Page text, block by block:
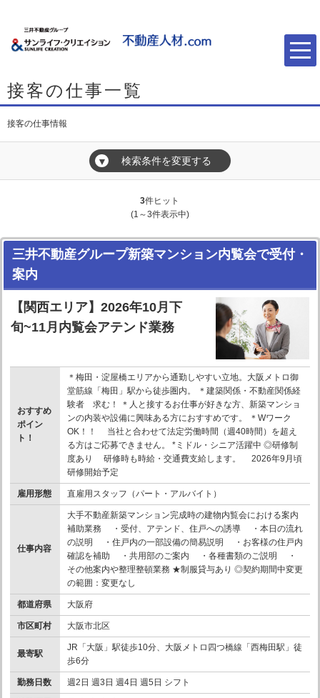
接客の仕事一覧
接客の仕事情報
▼ 検索条件を変更する
3件ヒット
(1～3件表示中)
三井不動産グループ新築マンション内覧会で受付・
案内
【関西エリア】2026年10月下
旬~11月内覧会アテンド業務
おすすめ
ポイン
ト！
＊梅田・淀屋橋エリアから通勤しやすい立地。大阪メトロ御
堂筋線「梅田」駅から徒歩圏内。 ＊建築関係・不動産関係経
験者 求む！ ＊人と接するお仕事が好きな方、新築マンショ
ンの内装や設備に興味ある方におすすめです。 ＊Wワーク
OK！！ 当社と合わせて法定労働時間（週40時間）を超え
る方はご応募できません。 *ミドル・シニア活躍中 ◎研修制
度あり 研修時も時給・交通費支給します。 2026年9月頃
研修開始予定
雇用形態 直雇用スタッフ（パート・アルバイト）
仕事内容
大手不動産新築マンション完成時の建物内覧会における案内
補助業務 ・受付、アテンド、住戸への誘導 ・本日の流れ
の説明 ・住戸内の一部設備の簡易説明 ・お客様の住戸内
確認を補助 ・共用部のご案内 ・各種書類のご説明 ・
その他案内や整理整頓業務 ★制服貸与あり ◎契約期間中変更
の範囲：変更なし
都道府県 大阪府
市区町村 大阪市北区
最寄駅
JR「大阪」駅徒歩10分、大阪メトロ四つ橋線「西梅田駅」徒
歩6分
勤務日数 週2日 週3日 週4日 週5日 シフト